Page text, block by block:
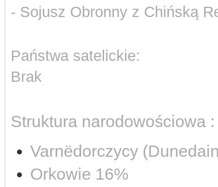
- Sojusz Obronny z Chińską
Państwa satelickie:
Brak
Struktura narodowościowa :
Varnëdorczycy
Orkowie 16%